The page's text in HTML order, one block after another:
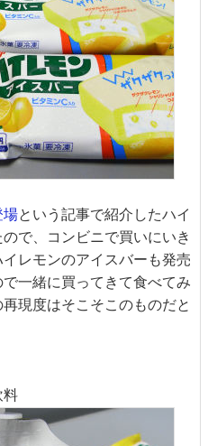
場という記事で紹介したハイ
で、コンビニで買いにいき
レモンのアイスバーも発売
一緒に買ってきて食べてみ
現度はそこそこのものだと
料